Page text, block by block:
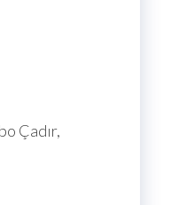
Çadır,